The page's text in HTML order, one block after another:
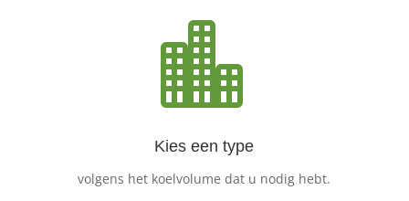

Kies een type
volgens het koelvolume dat u nodig hebt.